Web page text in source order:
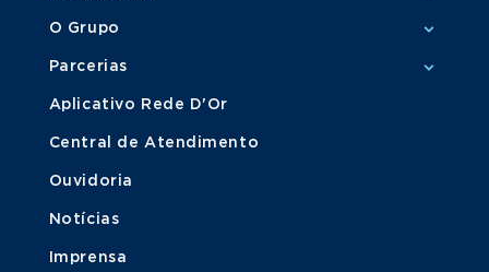
O Grupo
Parcerias
Aplicativo Rede D'Or
Central de Atendimento
Ouvidoria
Notícias
Imprensa